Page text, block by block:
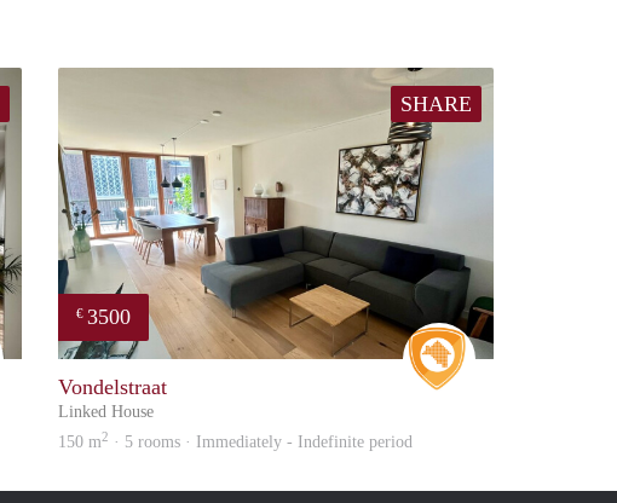
SHARE
€ 3500
Real Estate
Vondelstraat
Linked House
150 m2 · 5 rooms · Immediately - Indefinite period